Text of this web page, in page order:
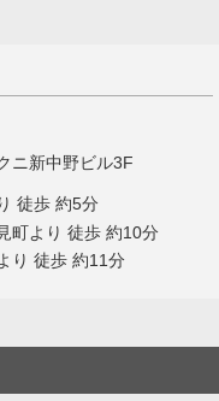
ニ新中野ビル3F
徒歩 約5分
町より 徒歩 約10分
り 徒歩 約11分